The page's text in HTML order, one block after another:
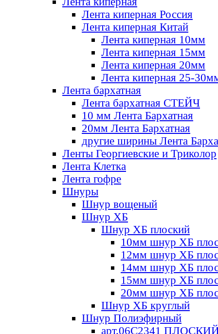
Лента киперная Россия
Лента киперная Китай
Лента киперная 10мм
Лента киперная 15мм
Лента киперная 20мм
Лента киперная 25-
Лента бархатная
Лента бархатная СТЕЙЧ
10 мм Лента Бархатная
20мм Лента Бархатная
другие ширины Лента
Ленты Георгиевские и Триколор
Лента Клетка
Лента гофре
Шнуры
Шнур вощеный
Шнур ХБ
Шнур ХБ плоский
10мм шнур ХБ
12мм шнур ХБ
14мм шнур ХБ
15мм шнур ХБ
20мм шнур ХБ
Шнур ХБ круглый
Шнур Полиэфирный
арт.06С2341